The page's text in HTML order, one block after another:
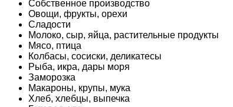
Собственное производство
Овощи, фрукты, орехи
Сладости
Молоко, сыр, яйца, растительные продукты
Мясо, птица
Колбасы, сосиски, деликатесы
Рыба, икра, дары моря
Заморозка
Макароны, крупы, мука
Хлеб, хлебцы, выпечка